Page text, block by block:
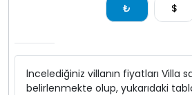
₺ $
İncelediğiniz villanın fiyatları Villa
belirlenmekte olup, yukarıdaki